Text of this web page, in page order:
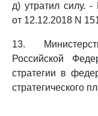
д) утратил силу.
от 12.12.2018 N
13.
Российской
стратегии в
стратегического